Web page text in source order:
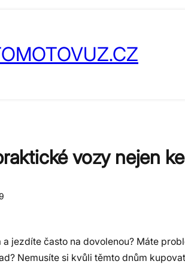
vozy nejen
jezdíte často na dovolenou? Máte
Nemusíte si kvůli těmto dnům